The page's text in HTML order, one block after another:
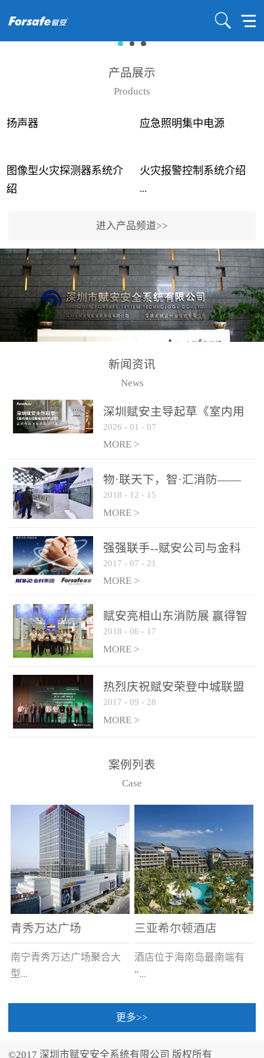
产品展示
Products
扬声器 应急照明集中电源
图像型火灾探测器系统介
绍
...
事故频发，传统的火灾探
测方法已无法满足要求。
尤其是目前众多的大型影
剧院、会议展览中心、体
育馆、大型仓库和隧道空
间等，其建筑结构特殊、
火灾隐患多。一旦发生火
传统的火灾关测器无法被
及时缺发，不能及早发现
和有效扑救火火，这不仅
力和闲难，同时也将造成
巨大的经济损失和社会影
响，基至还会造成人员伤
亡。图像型火灾探测器正
是针对这种高大空间建筑
物的消防设施、设备通过
现场图像的实时获取、预
处理和特征提取分析，实
现火焰的跟踪和识别。能
更早的进行预警，达到早
报早防的效果。 系统构
成示意图： 图像型火灾
和监控端两大部分组成。
两者之间通过以太网相
联，一台监控主机最多可
从监控主机上获取，最多
只能接6台，超过的需从现
火灾报警控制系统介绍
...
用了具有仲裁机制和冗余
校验的总线传输技术、线
路状态检测与保护技术、
后向光电感烟探测技术、
高可靠的系统抗干扰技术
等多项专利技术和专有技
警领域三十多年技术积累
和工程实践的结晶。
进入产品频道>>
新闻资讯
News
深圳赋安主导起草《室内用
光动能电池技术规程》 正式
布局光伏新能源产业
2026 - 01 - 07
MORE >
物·联天下，智·汇消防——
赋安F&S 2018上海消防展圆
满落幕
2018 - 12 - 15
MORE >
强强联手--赋安公司与金科
集团达成战略合作协议
2017 - 07 - 21
MORE >
赋安亮相山东消防展 赢得智
慧消防新荣耀
2018 - 06 - 17
MORE >
热烈庆祝赋安荣登中城联盟
联合采购战略合作平台
2017 - 09 - 28
MORE >
案例列表
Case
青秀万达广场
南宁青秀万达广场聚合大
型...
三亚希尔顿酒店
酒店位于海南岛最南端有
“...
中国的海岛天堂”之美称的
更多>>
©2017 深圳市赋安安全系统有限公司 版权所有